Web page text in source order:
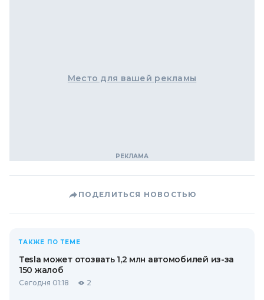
Место для вашей рекламы
ПОДЕЛИТЬСЯ НОВОСТЬЮ
ТАКЖЕ ПО ТЕМЕ
Tesla может отозвать 1,2 млн автомобилей из-за
150 жалоб
Сегодня 01:18 2